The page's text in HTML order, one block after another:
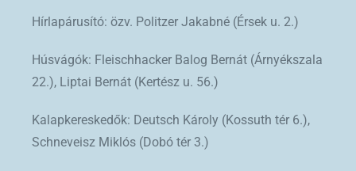
Hírlapárusító: özv. Politzer Jakabné (Érsek u. 2.)
Húsvágók: Fleischhacker Balog Bernát (Árnyékszala
22.), Liptai Bernát (Kertész u. 56.)
Kalapkereskedők: Deutsch Károly (Kossuth tér 6.),
Schneveisz Miklós (Dobó tér 3.)